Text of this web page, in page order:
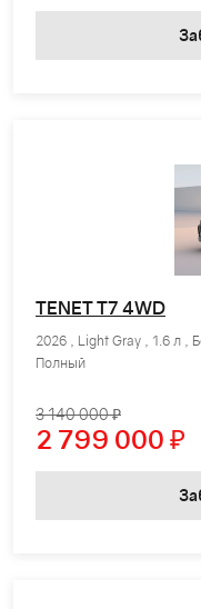
TENET T7 4WD
2026 , Light Gray , 1.6 л ,
Полный
3 140 000 ₽
2 799 000 ₽